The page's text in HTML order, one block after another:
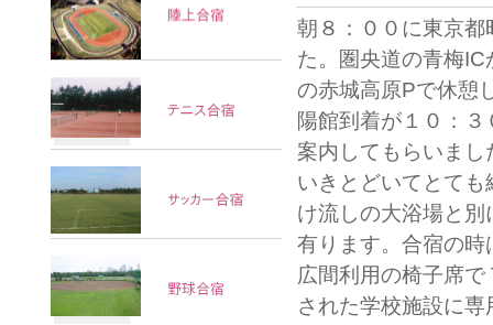
朝８：００に東京
た。圏央道の青梅
の赤城高原Pで休憩
陽館到着が１０：
案内してもらいま
いきとどいてとて
け流しの大浴場と
有ります。合宿の
広間利用の椅子席
された学校施設に